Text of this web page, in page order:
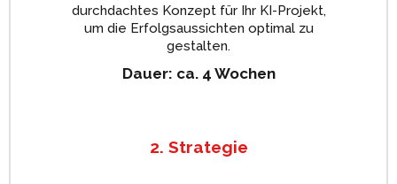
durchdachtes Konzept für Ihr KI-Projekt,
um die Erfolgsaussichten optimal zu
gestalten.
Dauer: ca. 4 Wochen
2. Strategie